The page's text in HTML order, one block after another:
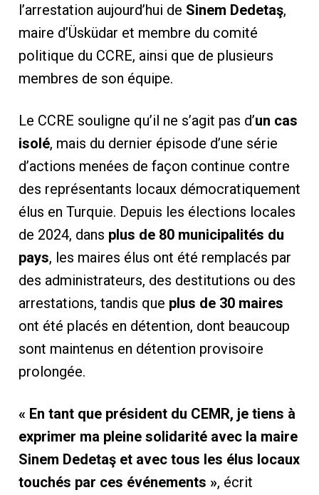
l’arrestation aujourd’hui de Sinem Dedetaş,
maire d’Üsküdar et membre du comité
politique du CCRE, ainsi que de plusieurs
membres de son équipe.
Le CCRE souligne qu’il ne s’agit pas d’un cas
isolé, mais du dernier épisode d’une série
d’actions menées de façon continue contre
des représentants locaux démocratiquement
élus en Turquie. Depuis les élections locales
de 2024, dans plus de 80 municipalités du
pays, les maires élus ont été remplacés par
des administrateurs, des destitutions ou des
arrestations, tandis que plus de 30 maires
ont été placés en détention, dont beaucoup
sont maintenus en détention provisoire
prolongée.
« En tant que président du CEMR, je tiens à
exprimer ma pleine solidarité avec la maire
Sinem Dedetaş et avec tous les élus locaux
touchés par ces événements », écrit